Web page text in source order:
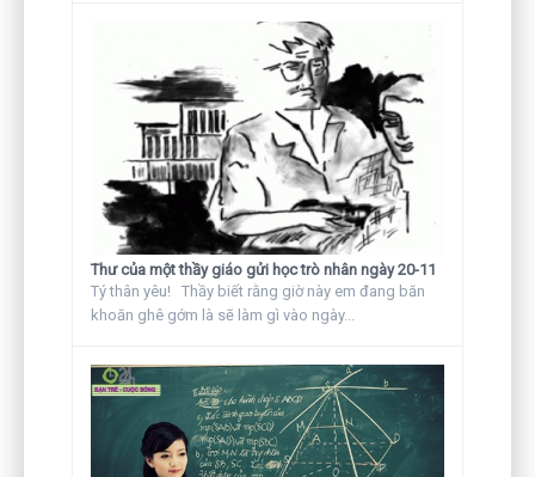
Thư của một thầy giáo gửi học trò nhân ngày 20-11
Tý thân yêu! Thầy biết rằng giờ này em đang băn
khoăn ghê gớm là sẽ làm gì vào ngày...